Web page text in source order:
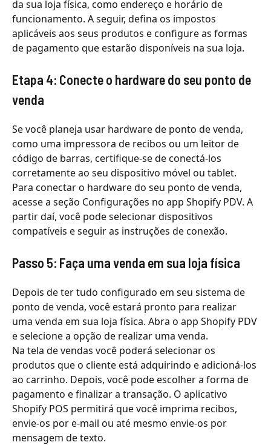
da sua loja física, como endereço e horário de
funcionamento. A seguir, defina os impostos
aplicáveis ​​aos seus produtos e configure as formas
de pagamento que estarão disponíveis na sua loja.
Etapa 4: Conecte o hardware do seu ponto de
venda
Se você planeja usar hardware de ponto de venda,
como uma impressora de recibos ou um leitor de
código de barras, certifique-se de conectá-los
corretamente ao seu dispositivo móvel ou tablet.
Para conectar o hardware do seu ponto de venda,
acesse a seção Configurações no app Shopify PDV. A
partir daí, você pode selecionar dispositivos
compatíveis e seguir as instruções de conexão.
Passo 5: Faça uma venda em sua loja física
Depois de ter tudo configurado em seu sistema de
ponto de venda, você estará pronto para realizar
uma venda em sua loja física. Abra o app Shopify PDV
e selecione a opção de realizar uma venda.
Na tela de vendas você poderá selecionar os
produtos que o cliente está adquirindo e adicioná-los
ao carrinho. Depois, você pode escolher a forma de
pagamento e finalizar a transação. O aplicativo
Shopify POS permitirá que você imprima recibos,
envie-os por e-mail ou até mesmo envie-os por
mensagem de texto.